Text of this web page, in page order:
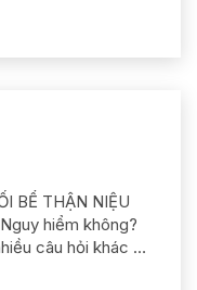
qui đầu là gì? Hẹp
không thể...
BỂ THẬN NIỆU
hiểm không?
câu hỏi khác mà
tâm. Tác giả hi